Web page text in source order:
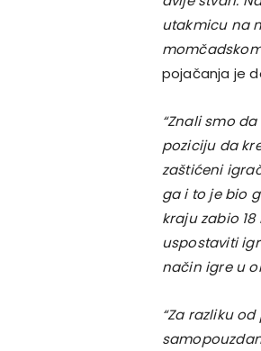
utakmicu na
pojačanja je
“Znali smo
poziciju da
zaštićeni
ga i to je bio
kraju zabio
uspostaviti
način igre u
“Za razliku